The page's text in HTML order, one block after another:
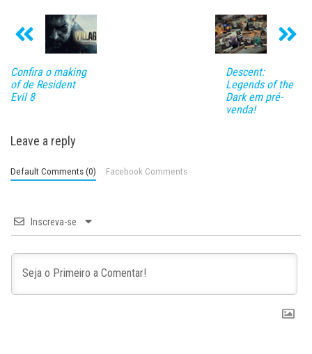
Confira o making
of de Resident
Evil 8
Descent:
Legends of the
Dark em pré-
venda!
Leave a reply
Default Comments (0) Facebook Comments
Inscreva-se